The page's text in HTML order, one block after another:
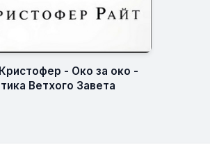
- Око за око -
Ветхого Завета